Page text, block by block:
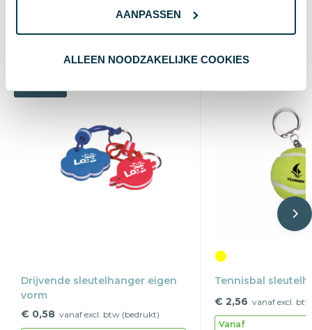
AANPASSEN
ALLEEN NOODZAKELIJKE COOKIES
Wat anderen bekijken
Drijvende sleutelhanger eigen
vorm
€ 0,58 vanaf excl. btw (bedrukt)
Tennisbal
€ 2,56 vanaf excl.
Vanaf